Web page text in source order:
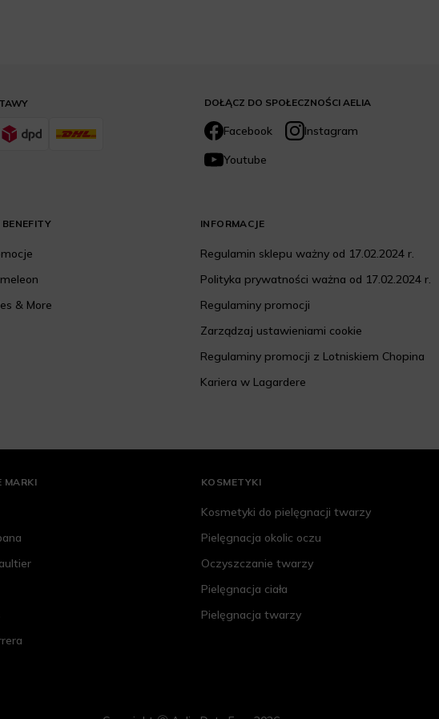
DOŁĄCZ DO SPOŁECZNOŚCI AELIA
Facebook
Instagram
Youtube
& More
INFORMACJE
Regulamin sklepu ważny od 17.02.2024 r.
Polityka prywatności ważna od 17.02.2024 r.
Regulaminy promocji
Zarządzaj ustawieniami cookie
Regulaminy promocji z Lotniskiem Chopina
Kariera w Lagardere
MARKI KOSMETYKI
Kosmetyki do pielęgnacji twarzy
Pielęgnacja okolic oczu
Oczyszczanie twarzy
Pielęgnacja ciała
Pielęgnacja twarzy